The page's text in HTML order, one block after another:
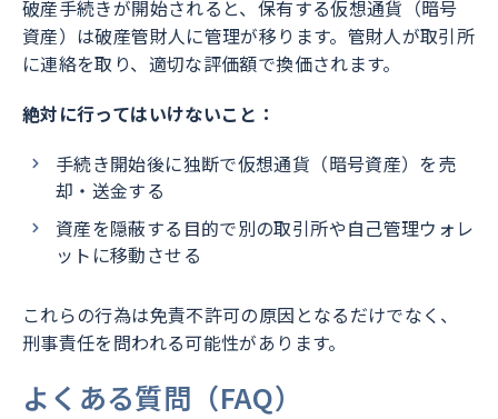
破産手続きが開始されると、保有する仮想通貨（暗号
資産）は破産管財人に管理が移ります。管財人が取引所
に連絡を取り、適切な評価額で換価されます。
絶対に行ってはいけないこと：
手続き開始後に独断で仮想通貨（暗号資産）を売
却・送金する
資産を隠蔽する目的で別の取引所や自己管理ウォレ
ットに移動させる
これらの行為は免責不許可の原因となるだけでなく、
刑事責任を問われる可能性があります。
よくある質問（FAQ）